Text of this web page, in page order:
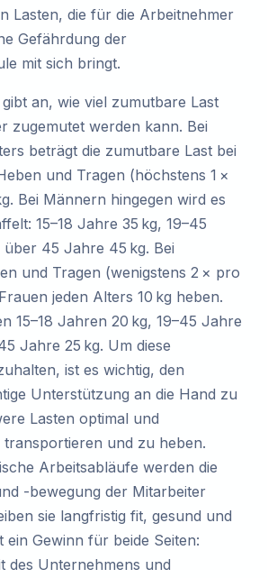
Lasten, die für die Arbeitnehmer
Gefährdung der
mit sich bringt.
an, wie viel zumutbare Last
zugemutet werden kann. Bei
beträgt die zumutbare Last bei
und Tragen (höchstens 1 ×
Bei Männern hingegen wird es
15–18 Jahre 35 kg, 19–45
45 Jahre 45 kg. Bei
und Tragen (wenigstens 2 × pro
jeden Alters 10 kg heben.
15–18 Jahren 20 kg, 19–45 Jahre
Jahre 25 kg. Um diese
ist es wichtig, den
Unterstützung an die Hand zu
Lasten optimal und
und zu heben.
Arbeitsabläufe werden die
-bewegung der Mitarbeiter
sie langfristig fit, gesund und
ein Gewinn für beide Seiten:
des Unternehmens und